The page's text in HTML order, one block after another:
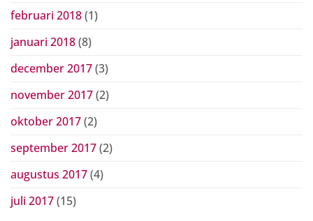
februari 2018(1)
januari 2018(8)
december 2017(3)
november 2017(2)
oktober 2017(2)
september 2017(2)
augustus 2017(4)
juli 2017(15)